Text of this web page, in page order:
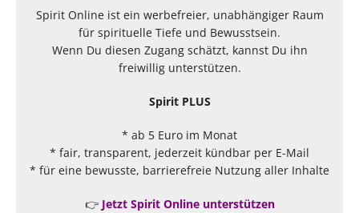
Spirit Online ist ein werbefreier, unabhängiger Raum
für spirituelle Tiefe und Bewusstsein.
Wenn Du diesen Zugang schätzt, kannst Du ihn
freiwillig unterstützen.
Spirit PLUS
* ab 5 Euro im Monat
* fair, transparent, jederzeit kündbar per E-Mail
* für eine bewusste, barrierefreie Nutzung aller Inhalte
👉 Jetzt Spirit Online unterstützen